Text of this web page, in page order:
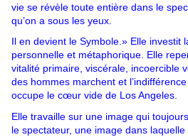
vie se révèle toute entière dans le
qu’on a sous les yeux.
Il en devient le Symbole.» Elle investit
personnelle et métaphorique. Elle
vitalité primaire, viscérale, incoercible
des hommes marchent et
occupe le cœur vide de Los Angeles.
Elle travaille sur une image qui
le spectateur, une image dans